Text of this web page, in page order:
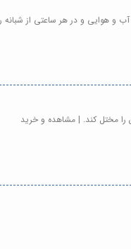
و هوایی و در هر ساعتی از
را مختل کند. | مشاهده و خرید